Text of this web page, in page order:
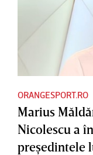
ORANGESPORT.RO
Marius
Nicolescu a
preşedintele